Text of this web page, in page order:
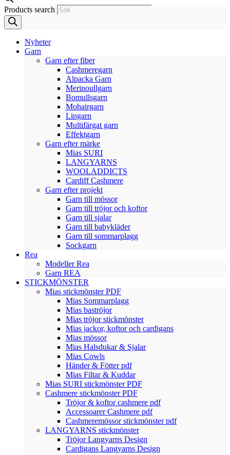
Products search
Nyheter
Garn
Garn efter fiber
Cashmeregarn
Alpacka Garn
Merinoullgarn
Bomullsgarn
Mohairgarn
Lingarn
Multifärgat garn
Effektgarn
Garn efter märke
Mias SURI
LANGYARNS
WOOLADDICTS
Cardiff Cashmere
Garn efter projekt
Garn till mössor
Garn till tröjor och koftor
Garn till sjalar
Garn till babykläder
Garn till sommarplagg
Sockgarn
Rea
Modeller Rea
Garn REA
STICKMÖNSTER
Mias stickmönster PDF
Mias Sommarplagg
Mias baströjor
Mias tröjor stickmönster
Mias jackor, koftor och cardigans
Mias mössor
Mias Halsdukar & Sjalar
Mias Cowls
Händer & Fötter pdf
Mias Filtar & Kuddar
Mias SURI stickmönster PDF
Cashmere stickmönster PDF
Tröjor & koftor cashmere pdf
Accessoarer Cashmere pdf
Cashmeremössor stickmönster pdf
LANGYARNS stickmönster
Tröjor Langyarns Design
Cardigans Langyarns Design